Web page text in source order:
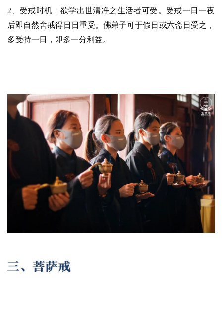
心
乐
菩
题
公
慈
院
巡
登录
2、受戒时机：欲学出世清净之生活者可受。受戒一日一夜
后即自然舍戒得日日重受。佛弟子可于假日或六斋日受之，
多受持一日，即多一分利益。